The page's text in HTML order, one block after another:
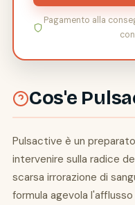
Pagamento alla
Cos'e
Pulsactive è un
intervenire sulla radice
scarsa irrorazione di
formula agevola